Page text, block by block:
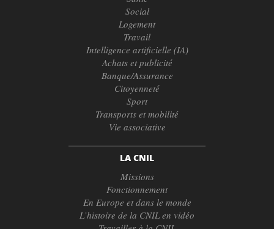
Social
Logement
Travail
Intelligence artificielle (IA)
Achats et publicité
Banque/Assurance
Citoyenneté
Sport
Transports et mobilité
Vie associative
LA CNIL
Missions
Fonctionnement
En Europe et dans le monde
L’histoire de la CNIL en vidéo